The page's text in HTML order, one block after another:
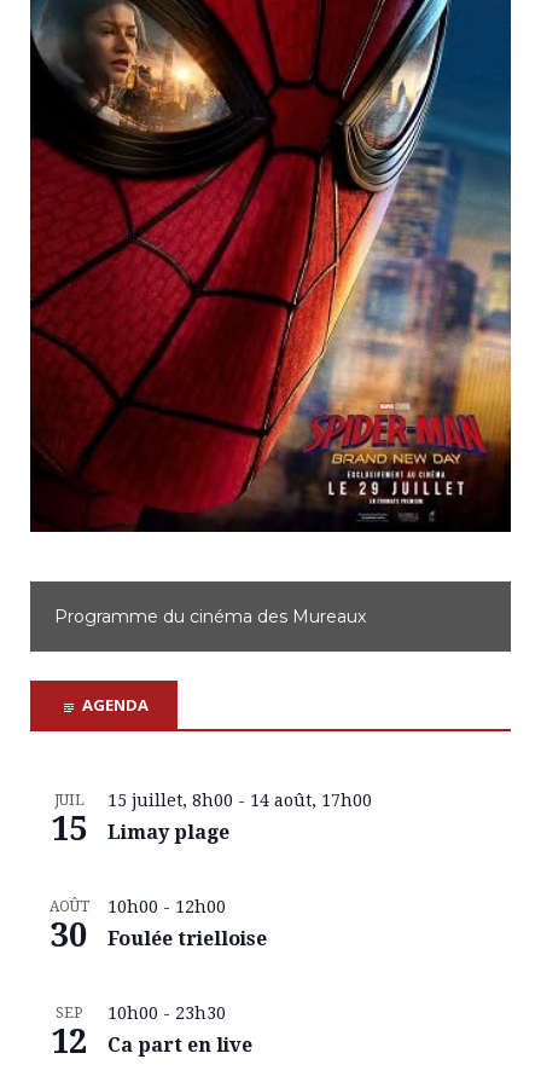
Programme du cinéma des Mureaux
AGENDA
JUIL
15
15 juillet, 8h00 - 14 août, 17h00
Limay plage
AOÛT
30
10h00 - 12h00
Foulée trielloise
SEP
12
10h00 - 23h30
Ca part en live